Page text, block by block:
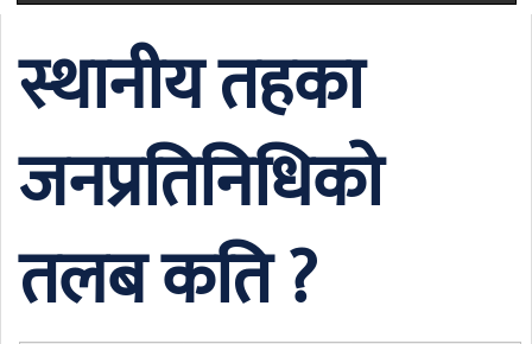
स्थानीय तहका
जनप्रतिनिधिको
तलब कति ?